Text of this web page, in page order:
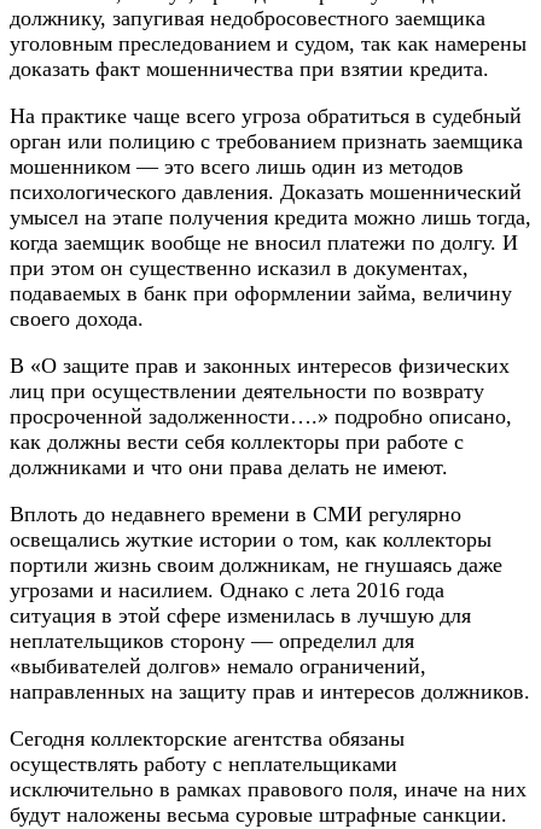
должнику, запугивая недобросовестного заемщика
уголовным преследованием и судом, так как намерены
доказать факт мошенничества при взятии кредита.
На практике чаще всего угроза обратиться в судебный
орган или полицию с требованием признать заемщика
мошенником — это всего лишь один из методов
психологического давления. Доказать мошеннический
умысел на этапе получения кредита можно лишь тогда,
когда заемщик вообще не вносил платежи по долгу. И
при этом он существенно исказил в документах,
подаваемых в банк при оформлении займа, величину
своего дохода.
В «О защите прав и законных интересов физических
лиц при осуществлении деятельности по возврату
просроченной задолженности….» подробно описано,
как должны вести себя коллекторы при работе с
должниками и что они права делать не имеют.
Вплоть до недавнего времени в СМИ регулярно
освещались жуткие истории о том, как коллекторы
портили жизнь своим должникам, не гнушаясь даже
угрозами и насилием. Однако с лета 2016 года
ситуация в этой сфере изменилась в лучшую для
неплательщиков сторону — определил для
«выбивателей долгов» немало ограничений,
направленных на защиту прав и интересов должников.
Сегодня коллекторские агентства обязаны
осуществлять работу с неплательщиками
исключительно в рамках правового поля, иначе на них
будут наложены весьма суровые штрафные санкции.